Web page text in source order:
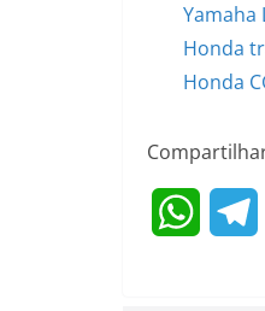
Yamaha
Honda
Honda
W